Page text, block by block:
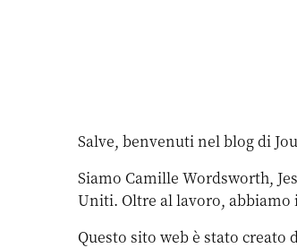
Salve, benvenuti nel blog di
Siamo Camille Wordsworth,
Uniti. Oltre al lavoro,
Questo sito web è stato